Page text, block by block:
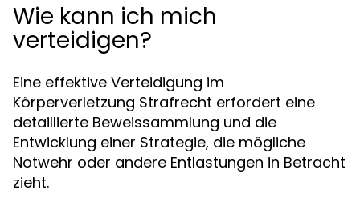
Wie kann ich mich
verteidigen?
Eine effektive Verteidigung im
Körperverletzung Strafrecht erfordert eine
detaillierte Beweissammlung und die
Entwicklung einer Strategie, die mögliche
Notwehr oder andere Entlastungen in Betracht
zieht.